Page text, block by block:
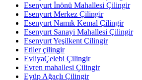
Esenyurt İnönü Mahallesi Çilingir
Esenyurt Merkez Çilingir
Esenyurt Namık Kemal Çilingir
Esenyurt Sanayi Mahallesi Çilingir
Esenyurt Yeşilkent Çilingir
Etiler çilingir
EvliyaÇelebi Çilingir
Evren mahallesi Çilingir
Eyüp Ağaçlı Çilingir